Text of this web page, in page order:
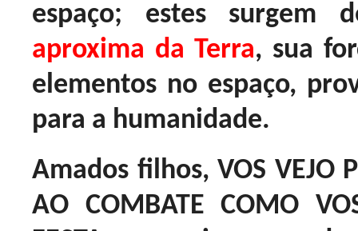
espaço; estes
aproxima da Terra, sua
elementos no espaço,
para a humanidade.
Amados filhos, VOS VEJO
AO COMBATE COMO